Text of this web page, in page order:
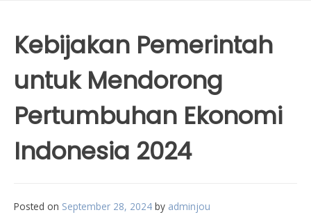
Kebijakan Pemerintah
untuk Mendorong
Pertumbuhan Ekonomi
Indonesia 2024
Posted on September 28, 2024 by adminjou